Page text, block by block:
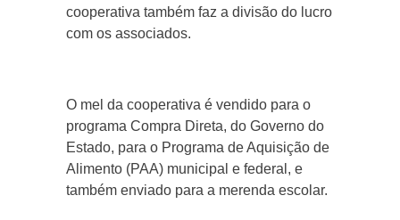
cooperativa também faz a divisão do lucro
com os associados.
O mel da cooperativa é vendido para o
programa Compra Direta, do Governo do
Estado, para o Programa de Aquisição de
Alimento (PAA) municipal e federal, e
também enviado para a merenda escolar.